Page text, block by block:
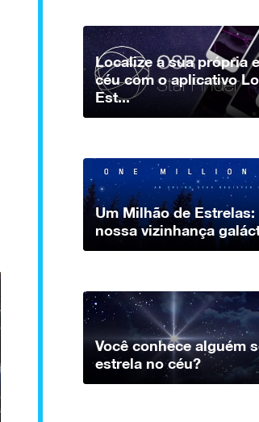
Localize a sua própria
céu com o aplicativo
Est...
Um Milhão de
nossa vizinhança
Você conhece alguém
estrela no céu?